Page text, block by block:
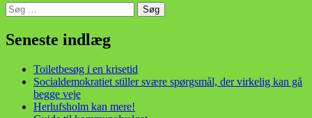
Søg
efter:
Seneste indlæg
Toiletbesøg i en krisetid
Socialdemokratiet stiller svære spørgsmål, der virkelig kan gå
begge veje
Herlufsholm kan mere!